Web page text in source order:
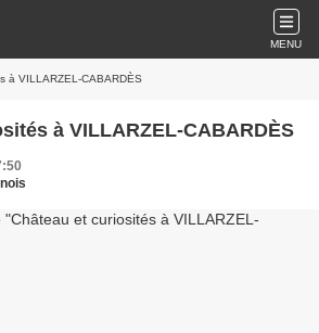
MENU
à VILLARZEL-CABARDÈS
à VILLARZEL-CABARDÈS